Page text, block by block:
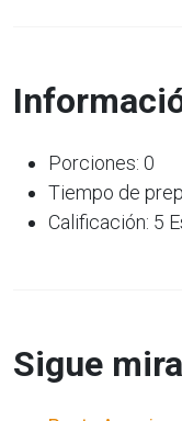
Porciones: 0
Tiempo de
Calificación: 5
Sigue